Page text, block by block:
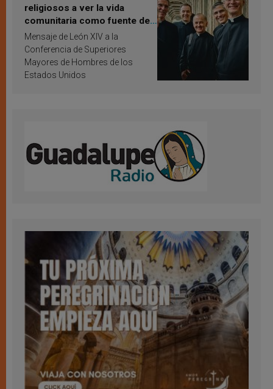
religiosos a ver la vida
comunitaria como fuente de
inspiración y santificación
Mensaje de León XIV a la
Conferencia de Superiores
Mayores de Hombres de los
Estados Unidos